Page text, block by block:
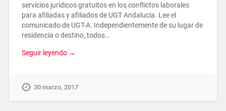
servicios jurídicos gratuitos en los conflictos laborales
para afiliadas y afiliados de UGT Andalucía. Lee el
comunicado de UGT-A. Independientemente de su lugar de
residencia o destino, todos…
Seguir leyendo →
30 marzo, 2017